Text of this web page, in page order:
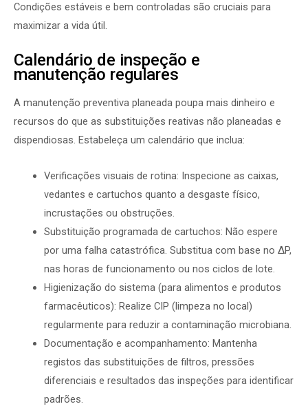
Condições estáveis e bem controladas são cruciais para
maximizar a vida útil.
Calendário de inspeção e
manutenção regulares
A manutenção preventiva planeada poupa mais dinheiro e
recursos do que as substituições reativas não planeadas e
dispendiosas. Estabeleça um calendário que inclua:
Verificações visuais de rotina: Inspecione as caixas,
vedantes e cartuchos quanto a desgaste físico,
incrustações ou obstruções.
Substituição programada de cartuchos: Não espere
por uma falha catastrófica. Substitua com base no ΔP,
nas horas de funcionamento ou nos ciclos de lote.
Higienização do sistema (para alimentos e produtos
farmacêuticos): Realize CIP (limpeza no local)
regularmente para reduzir a contaminação microbiana.
Documentação e acompanhamento: Mantenha
registos das substituições de filtros, pressões
diferenciais e resultados das inspeções para identificar
padrões.